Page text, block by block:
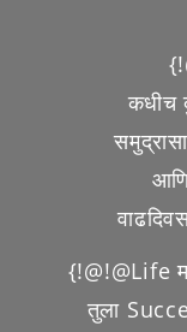
कधीच
{!@!@Life
तुला